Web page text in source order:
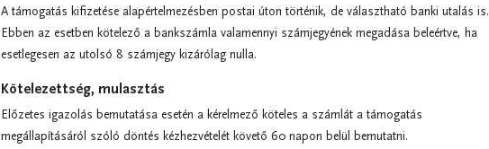
A támogatás kifizetése alapértelmezésben postai úton történik, de választható banki utalás is.
Ebben az esetben kötelező a bankszámla valamennyi számjegyének megadása beleértve, ha
esetlegesen az utolsó 8 számjegy kizárólag nulla.
Kötelezettség, mulasztás
Előzetes igazolás bemutatása esetén a kérelmező köteles a számlát a támogatás
megállapításáról szóló döntés kézhezvételét követő 60 napon belül bemutatni.